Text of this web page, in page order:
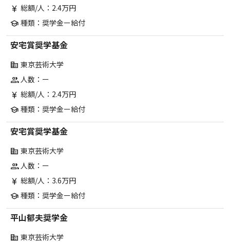
currency_yen 総額/人：2.4万円
school 種類：奨学金ー給付
安宅賞奨学基金
corporate_fare 東京芸術大学
group人数：ー
currency_yen 総額/人：2.4万円
school 種類：奨学金ー給付
安宅賞奨学基金
corporate_fare 東京芸術大学
group人数：ー
currency_yen 総額/人：3.6万円
school 種類：奨学金ー給付
平山郁夫奨学金
corporate_fare 東京芸術大学